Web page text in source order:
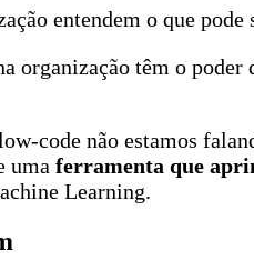
entendem o que
organização têm o
code não estamos
uma ferramenta que
Learning.